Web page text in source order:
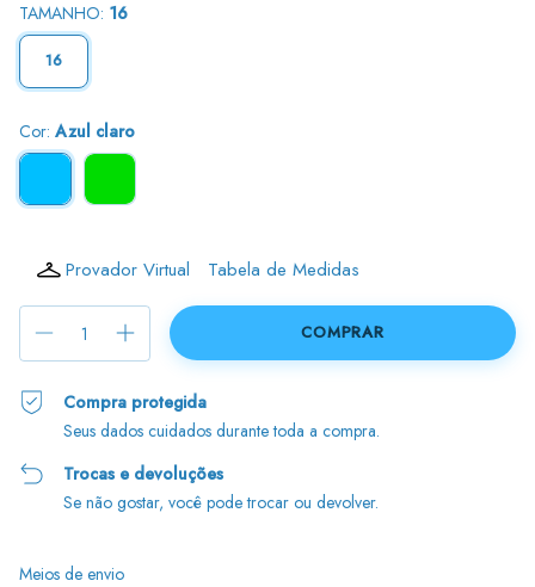
TAMANHO: 16
16
Cor: Azul claro
Provador Virtual Tabela de Medidas
Compra protegida
Seus dados cuidados durante toda a compra.
Trocas e devoluções
Se não gostar, você pode trocar ou devolver.
Entregas para o CEP:
Meios de envio